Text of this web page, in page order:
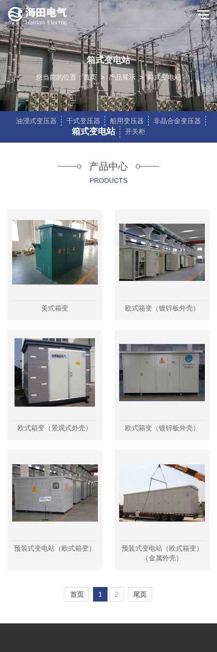
箱式变电站
您当前的位置：首页 >产品展示 >箱式变电站
油浸式变压器 干式变压器 船用变压器 非晶合金变压器
箱式变电站 开关柜
产品中心
PRODUCTS
美式箱变 欧式箱变（镀锌板外壳）
欧式箱变（景观式外壳） 欧式箱变（镀锌板外壳）
预装式变电站（欧式箱变）
预装式变电站（欧式箱变）
（金属外壳）
首页 1 2 尾页